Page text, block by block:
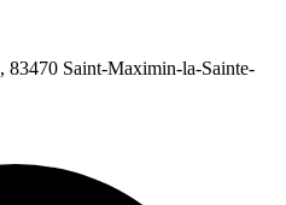
Saint-Maximin-la-Sainte-